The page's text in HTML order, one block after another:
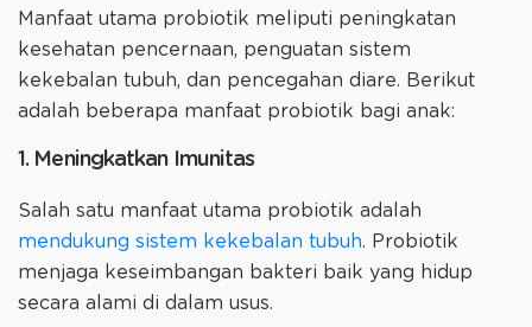
Manfaat utama probiotik meliputi peningkatan
kesehatan pencernaan, penguatan sistem
kekebalan tubuh, dan pencegahan diare. Berikut
adalah beberapa manfaat probiotik bagi anak:
1. Meningkatkan Imunitas
Salah satu manfaat utama probiotik adalah
mendukung sistem kekebalan tubuh. Probiotik
menjaga keseimbangan bakteri baik yang hidup
secara alami di dalam usus.